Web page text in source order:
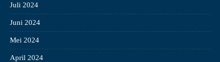
Juli 2024
Juni 2024
Mei 2024
April 2024